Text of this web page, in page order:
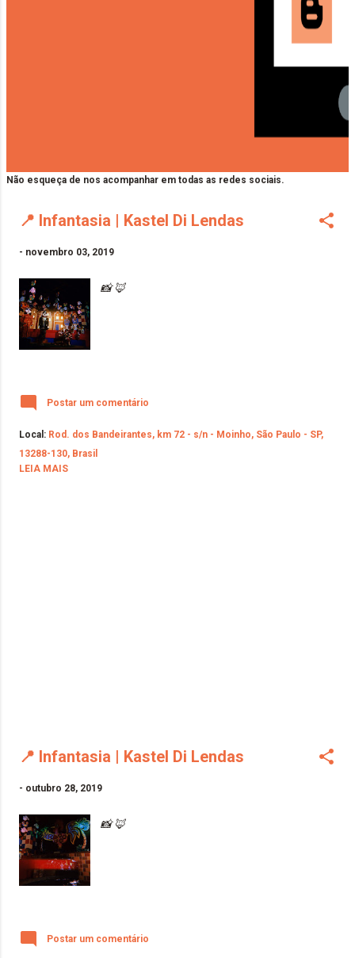
Não esqueça de nos acompanhar em todas as redes sociais.
📍 Infantasia | Kastel Di Lendas
- novembro 03, 2019
📸 🦊
Postar um comentário
Local: Rod. dos Bandeirantes, km 72 - s/n - Moinho, São Paulo - SP,
13288-130, Brasil
LEIA MAIS
📍 Infantasia | Kastel Di Lendas
- outubro 28, 2019
📸 🦊
Postar um comentário